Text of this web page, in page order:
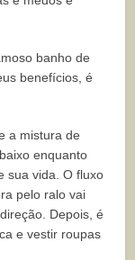
banho de
benefícios, é
a mistura de
enquanto
sua vida. O fluxo
pelo ralo vai
Depois, é
e vestir roupas